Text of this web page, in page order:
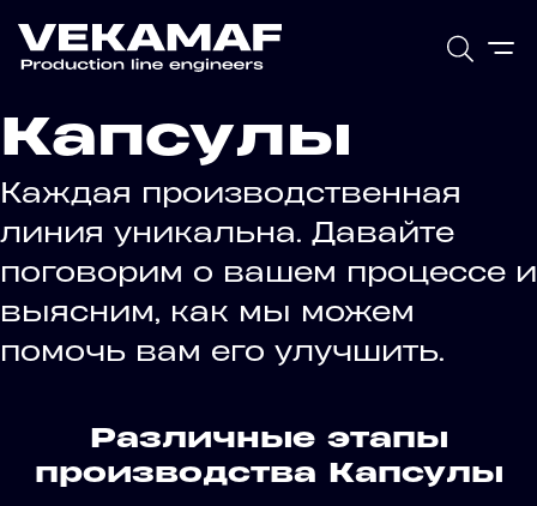
Капсулы
Каждая производственная
линия уникальна. Давайте
поговорим о вашем процессе и
выясним, как мы можем
помочь вам его улучшить.
Различные этапы
производства Капсулы